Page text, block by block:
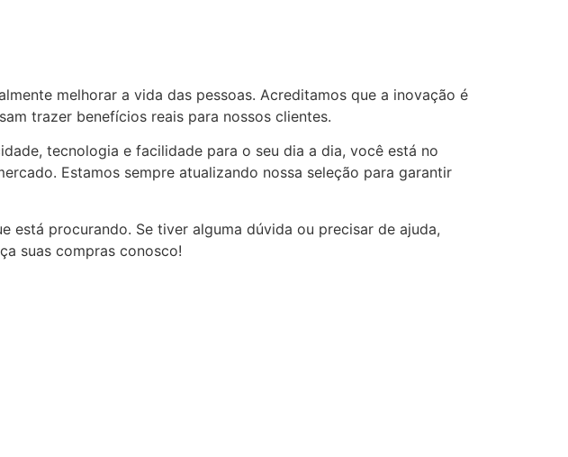
melhorar a vida das pessoas. Acreditamos que a inovação é
trazer benefícios reais para nossos clientes.
tecnologia e facilidade para o seu dia a dia, você está no
Estamos sempre atualizando nossa seleção para garantir
está procurando. Se tiver alguma dúvida ou precisar de ajuda,
suas compras conosco!